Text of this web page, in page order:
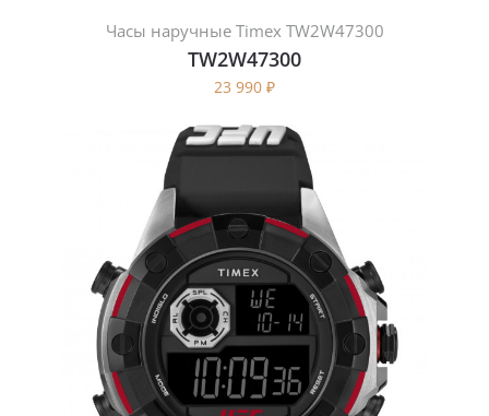
Часы наручные Timex TW2W47300
TW2W47300
23 990 ₽